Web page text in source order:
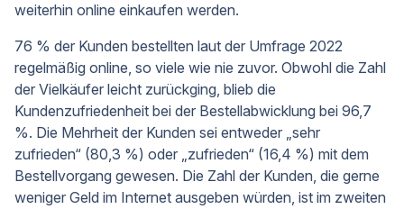
weiterhin online einkaufen werden.
76 % der Kunden bestellten laut der Umfrage 2022
regelmäßig online, so viele wie nie zuvor. Obwohl die Zahl
der Vielkäufer leicht zurückging, blieb die
Kundenzufriedenheit bei der Bestellabwicklung bei 96,7
%. Die Mehrheit der Kunden sei entweder „sehr
zufrieden“ (80,3 %) oder „zufrieden“ (16,4 %) mit dem
Bestellvorgang gewesen. Die Zahl der Kunden, die gerne
weniger Geld im Internet ausgeben würden, ist im zweiten